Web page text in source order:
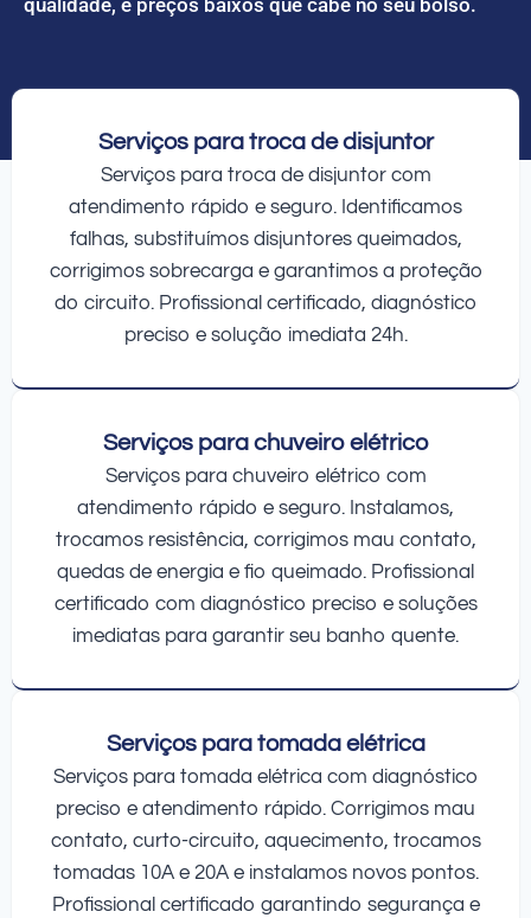
Serviços para troca de disjuntor
Serviços para troca de disjuntor com
atendimento rápido e seguro. Identificamos
falhas, substituímos disjuntores queimados,
corrigimos sobrecarga e garantimos a proteção
do circuito. Profissional certificado, diagnóstico
preciso e solução imediata 24h.
Serviços para chuveiro elétrico
Serviços para chuveiro elétrico com
atendimento rápido e seguro. Instalamos,
trocamos resistência, corrigimos mau contato,
quedas de energia e fio queimado. Profissional
certificado com diagnóstico preciso e soluções
imediatas para garantir seu banho quente.
Serviços para tomada elétrica
Serviços para tomada elétrica com diagnóstico
preciso e atendimento rápido. Corrigimos mau
contato, curto-circuito, aquecimento, trocamos
tomadas 10A e 20A e instalamos novos pontos.
Profissional certificado garantindo segurança e